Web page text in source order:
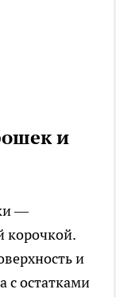
и
—
корочкой.
и
с остатками